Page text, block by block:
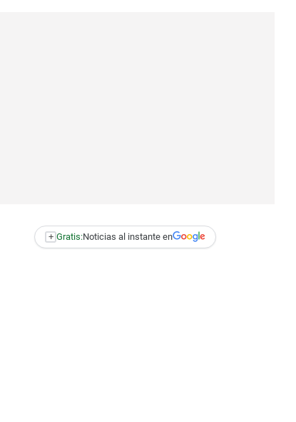
+ Gratis:Noticias al instante en